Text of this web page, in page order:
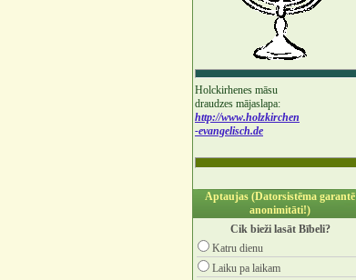
Holckirhenes māsu
draudzes mājaslapa:
http://www.holzkirchen
-evangelisch.de
Aptaujas (Datorsistēma garantē
anonimitāti!)
Cik bieži lasāt Bībeli?
Katru dienu
Laiku pa laikam